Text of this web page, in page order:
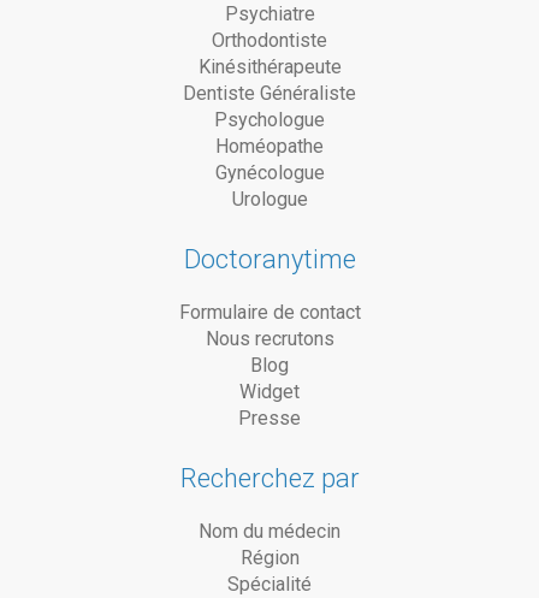
Psychiatre
Orthodontiste
Kinésithérapeute
Dentiste Généraliste
Psychologue
Homéopathe
Gynécologue
Urologue
Doctoranytime
Formulaire de contact
Nous recrutons
Blog
Widget
Presse
Recherchez par
Nom du médecin
Région
Spécialité